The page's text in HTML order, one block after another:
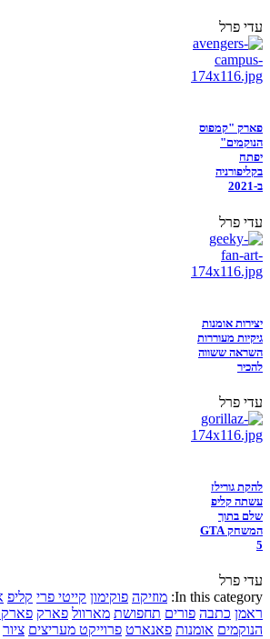
עדי פרל
פארק "קמפוס
הנוקמים"
יפתח
בקליפורניה
ב-2021
עדי פרל
יצירות אומנות
גיקיות מעוררות
השראה ששווה
להכיר
עדי פרל
להקת גורילז
עשתה קליפ
שלם בתוך
המשחק GTA
5
עדי פרל
In this category: מוזיקה פוקימון קייטי פרי קליפ
ראמן כתבה פורים תחפושת מארוול פארק
הנוקמים אומנות פאנארט פרוייקט מעריצים ציור